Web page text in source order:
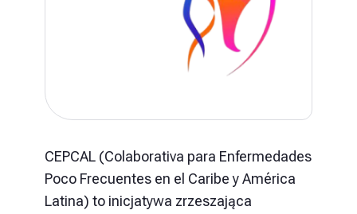
CEPCAL (Colaborativa para Enfermedades
Poco Frecuentes en el Caribe y América
Latina) to inicjatywa zrzeszająca